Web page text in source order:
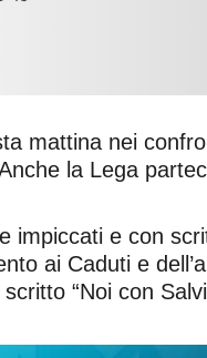
mattina nei
la Lega
impiccati e con
ai Caduti e
“Noi con